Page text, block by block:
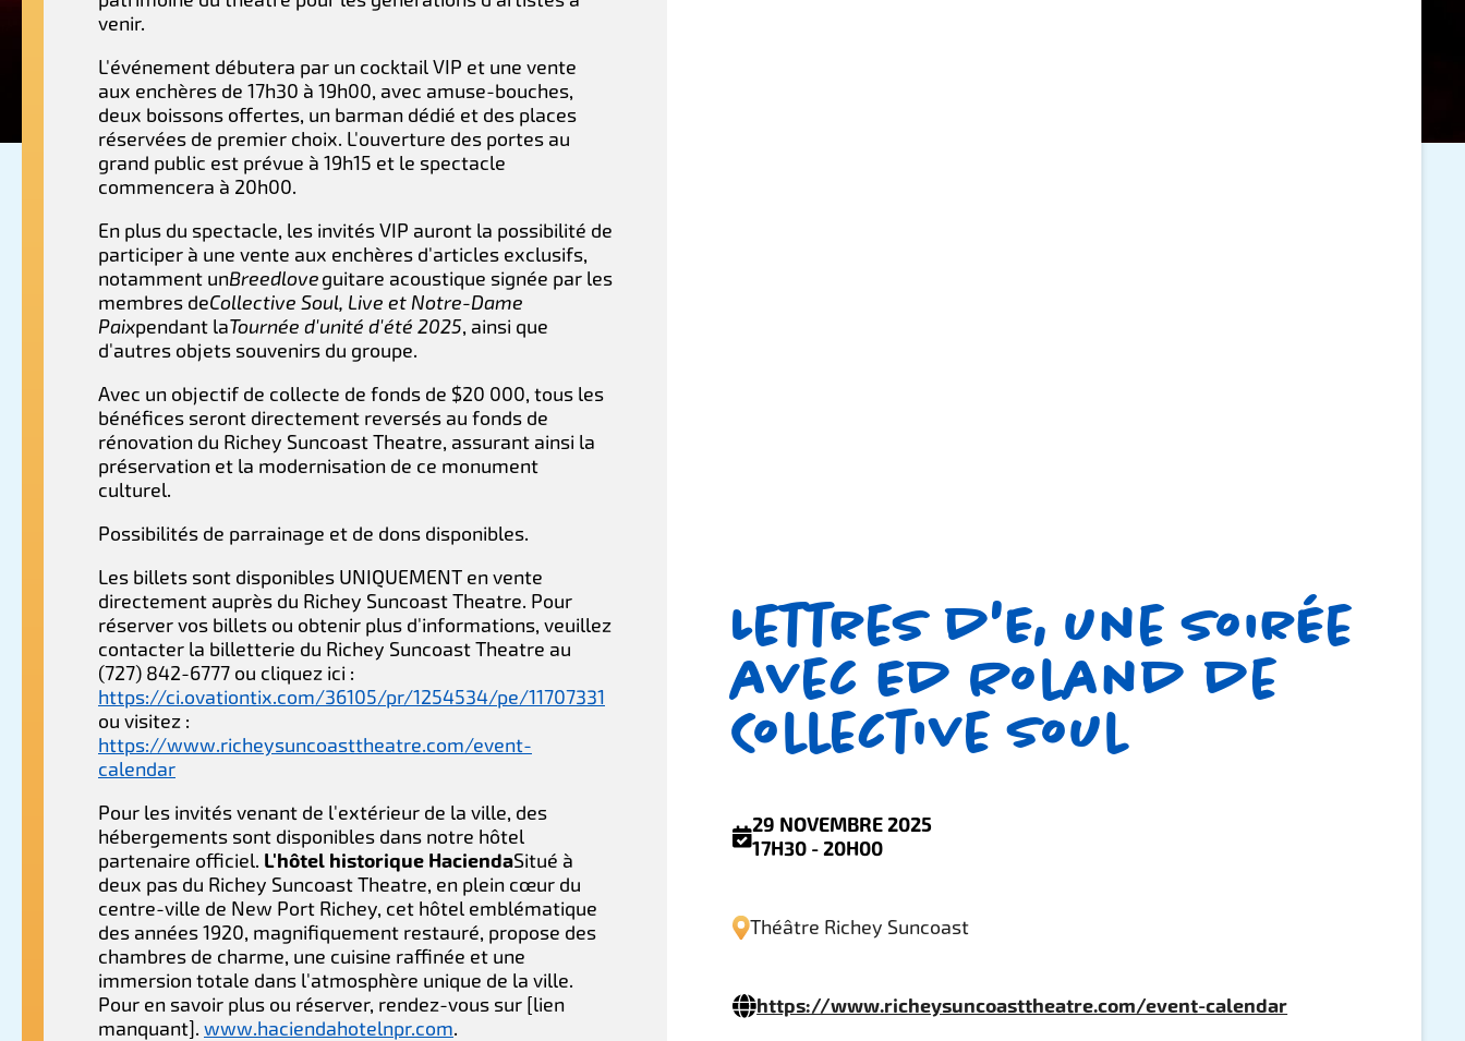
venir.
L'événement débutera par un cocktail VIP et une vente
aux enchères de 17h30 à 19h00, avec amuse-bouches,
deux boissons offertes, un barman dédié et des places
réservées de premier choix. L'ouverture des portes au
grand public est prévue à 19h15 et le spectacle
commencera à 20h00.
En plus du spectacle, les invités VIP auront la possibilité de
participer à une vente aux enchères d'articles exclusifs,
notamment unBreedloveguitare acoustique signée par les
membres deCollective Soul, Live et Notre-Dame
Paixpendant laTournée d'unité d'été 2025, ainsi que
d'autres objets souvenirs du groupe.
Avec un objectif de collecte de fonds de $20 000, tous les
bénéfices seront directement reversés au fonds de
rénovation du Richey Suncoast Theatre, assurant ainsi la
préservation et la modernisation de ce monument
culturel.
Possibilités de parrainage et de dons disponibles.
Les billets sont disponibles UNIQUEMENT en vente
directement auprès du Richey Suncoast Theatre. Pour
réserver vos billets ou obtenir plus d'informations, veuillez
contacter la billetterie du Richey Suncoast Theatre au
(727) 842-6777 ou cliquez ici :
https://ci.ovationtix.com/36105/pr/1254534/pe/11707331
ou visitez :
https://www.richeysuncoasttheatre.com/event-
calendar
Pour les invités venant de l'extérieur de la ville, des
hébergements sont disponibles dans notre hôtel
partenaire officiel. L'hôtel historique HaciendaSitué à
deux pas du Richey Suncoast Theatre, en plein cœur du
centre-ville de New Port Richey, cet hôtel emblématique
des années 1920, magnifiquement restauré, propose des
chambres de charme, une cuisine raffinée et une
immersion totale dans l'atmosphère unique de la ville.
Pour en savoir plus ou réserver, rendez-vous sur [lien
manquant]. www.haciendahotelnpr.com.
Lettres d'E, une soirée
avec Ed Roland de
Collective Soul
29 NOVEMBRE 2025
17H30 - 20H00
Théâtre Richey Suncoast
https://www.richeysuncoasttheatre.com/event-calendar